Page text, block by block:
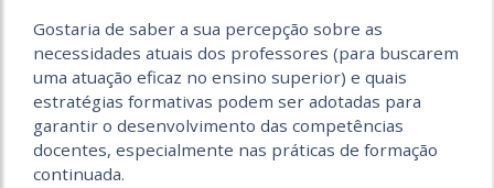
Gostaria de saber a sua percepção sobre as
necessidades atuais dos professores (para buscarem
uma atuação eficaz no ensino superior) e quais
estratégias formativas podem ser adotadas para
garantir o desenvolvimento das competências
docentes, especialmente nas práticas de formação
continuada.